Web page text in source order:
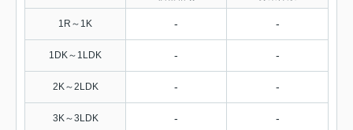
1R～1K - -
1DK～1LDK - -
2K～2LDK - -
3K～3LDK - -